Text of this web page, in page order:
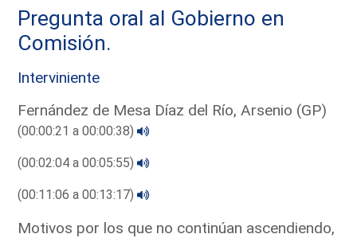
Pregunta oral al Gobierno en
Comisión.
Interviniente
Fernández de Mesa Díaz del Río, Arsenio (GP)
(00:00:21 a 00:00:38)
(00:02:04 a 00:05:55)
(00:11:06 a 00:13:17)
Motivos por los que no continúan ascendiendo,